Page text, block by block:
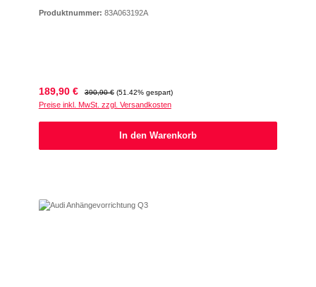
Produktnummer: 83A063192A
Verkaufspreis:
189,90 € Regulärer Preis:
390,90 € (51.42% gespart)
Preise inkl. MwSt. zzgl. Versandkosten
In den Warenkorb